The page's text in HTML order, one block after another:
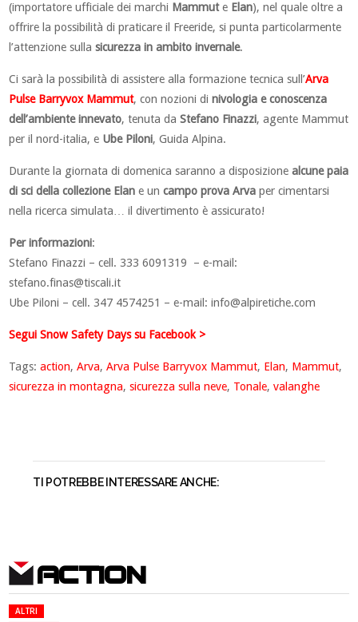
(importatore ufficiale dei marchi Mammute Elan), nel quale oltre a
offrire la possibilità di praticare il Freeride, si punta particolarmente
l’attenzione sullasicurezza in ambito invernale.
Ci sarà la possibilità di assistere alla formazione tecnica sull’Arva
Pulse Barryvox Mammut, con nozioni dinivologia e conoscenza
dell’ambiente innevato, tenuta daStefano Finazzi, agente Mammut
per il nord-italia, e Ube Piloni, Guida Alpina.
Durante la giornata di domenica saranno a disposizionealcune paia
di sci della collezione Elan e uncampo prova Arva per cimentarsi
nella ricerca simulata… il divertimento è assicurato!
Per informazioni:
Stefano Finazzi – cell. 333 6091319 – e-mail:
stefano.finas@tiscali.it
Ube Piloni – cell. 347 4574251 – e-mail:info@alpiretiche.com
Segui Snow Safety Days su Facebook >
Tags:action,Arva,Arva Pulse Barryvox Mammut, Elan, Mammut,
sicurezza in montagna,sicurezza sulla neve, Tonale,valanghe
TI POTREBBE INTERESSARE ANCHE:
ACTION
ALTRI